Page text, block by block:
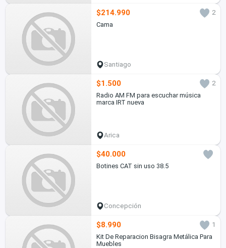
$214.990
2
Cama
Santiago
$1.500
2
Radio AM FM para escuchar música
marca IRT nueva
Arica
$40.000
Botines CAT sin uso 38.5
Concepción
$8.990
1
Kit De Reparacion Bisagra Metálica Para
Muebles